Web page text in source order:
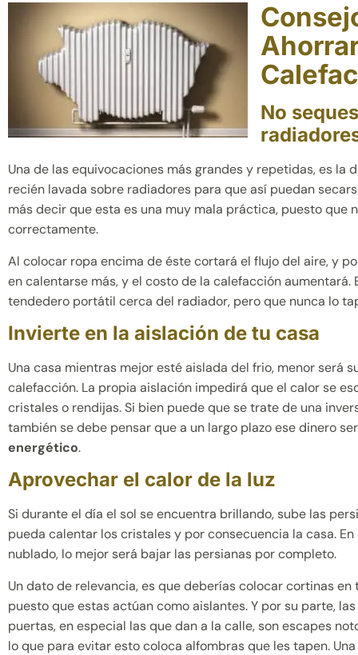
No
Una de las equivocaciones más grandes y repetidas, es la
recién lavada sobre radiadores para que así puedan
más decir que esta es una muy mala práctica, puesto que
correctamente.
Al colocar ropa encima de éste cortará el flujo del aire, y
en calentarse más, y el costo de la calefacción aumentará.
tendedero portátil cerca del radiador, pero que nunca lo
Invierte en la aislación de tu casa
Una casa mientras mejor esté aislada del frio, menor será
calefacción. La propia aislación impedirá que el calor se
cristales o rendijas. Si bien puede que se trate de una
también se debe pensar que a un largo plazo ese dinero
energético.
Aprovechar el calor de la luz
Si durante el día el sol se encuentra brillando, sube las
pueda calentar los cristales y por consecuencia la casa.
nublado, lo mejor será bajar las persianas por completo.
Un dato de relevancia, es que deberías colocar cortinas en
puesto que estas actúan como aislantes. Y por su parte,
puertas, en especial las que dan a la calle, son escapes
lo que para evitar esto coloca alfombras que les tapen.